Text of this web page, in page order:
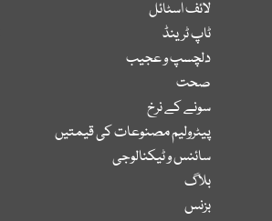
لائف اسٹائل
ٹاپ ٹرینڈ
دلچسپ و عجیب
صحت
سونے کے نرخ
پیٹرولیم مصنوعات کی قیمتیں
سائنس و ٹیکنالوجی
بلاگ
بزنس